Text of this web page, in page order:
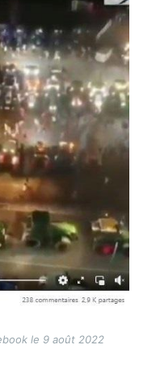
le 9 août 2022